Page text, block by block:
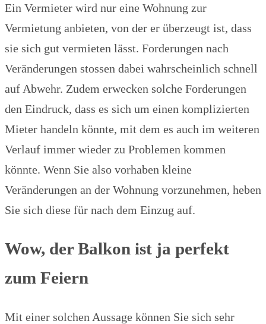
Ein Vermieter wird nur eine Wohnung zur
Vermietung anbieten, von der er überzeugt ist, dass
sie sich gut vermieten lässt. Forderungen nach
Veränderungen stossen dabei wahrscheinlich schnell
auf Abwehr. Zudem erwecken solche Forderungen
den Eindruck, dass es sich um einen komplizierten
Mieter handeln könnte, mit dem es auch im weiteren
Verlauf immer wieder zu Problemen kommen
könnte. Wenn Sie also vorhaben kleine
Veränderungen an der Wohnung vorzunehmen, heben
Sie sich diese für nach dem Einzug auf.
Wow, der Balkon ist ja perfekt
zum Feiern
Mit einer solchen Aussage können Sie sich sehr